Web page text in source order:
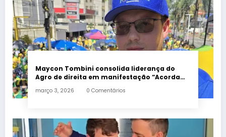
Maycon Tombini consolida liderança do
Agro de direita em manifestação “Acorda
março 3, 2026 0 Comentários